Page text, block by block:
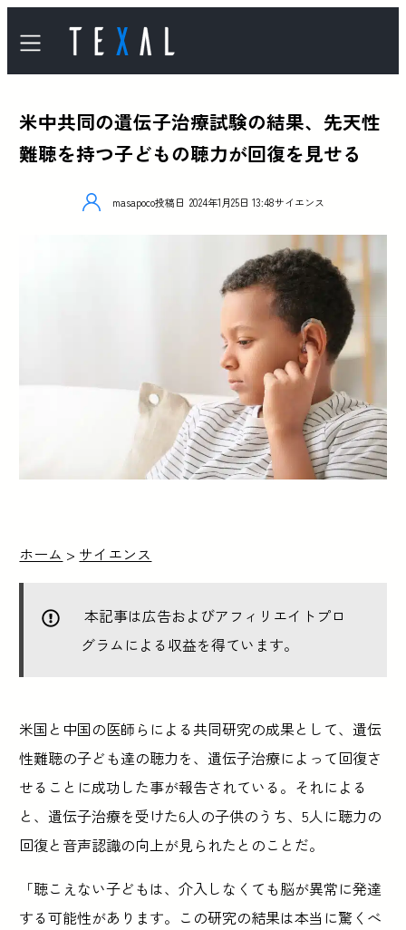
米中共同の遺伝子治療試験の結果、先天性
難聴を持つ子どもの聴力が回復を見せる
masapoco投稿日 2024年1月25日 13:48サイエンス
ホーム > サイエンス
本記事は広告およびアフィリエイトプロ
グラムによる収益を得ています。
米国と中国の医師らによる共同研究の成果として、遺伝
性難聴の子ども達の聴力を、遺伝子治療によって回復さ
せることに成功した事が報告されている。それによる
と、遺伝子治療を受けた6人の子供のうち、5人に聴力の
回復と音声認識の向上が見られたとのことだ。
「聴こえない子どもは、介入しなくても脳が異常に発達
する可能性があります。この研究の結果は本当に驚くべ